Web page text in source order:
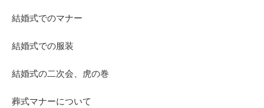
結婚式でのマナー
結婚式での服装
結婚式の二次会、虎の巻
葬式マナーについて